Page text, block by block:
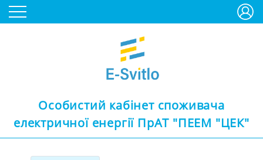
Особистий кабінет споживача
електричної енергії ПрАТ "ПЕЕМ "ЦЕК"